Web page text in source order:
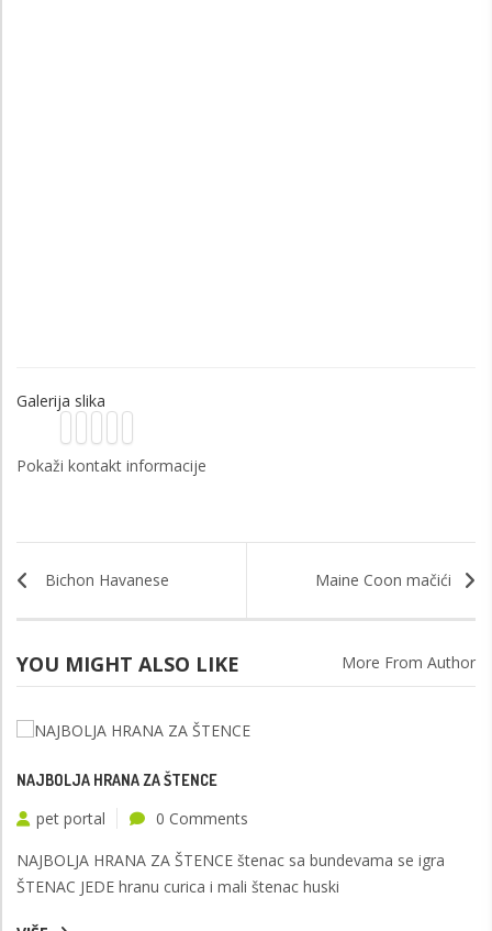
Galerija slika
Pokaži kontakt informacije
Bichon Havanese Maine Coon mačići
YOU MIGHT ALSO LIKE More From Author
NAJBOLJA HRANA ZA ŠTENCE
pet portal
0 Comments
NAJBOLJA HRANA ZA ŠTENCE štenac sa bundevama se igra
ŠTENAC JEDE hranu curica i mali štenac huski